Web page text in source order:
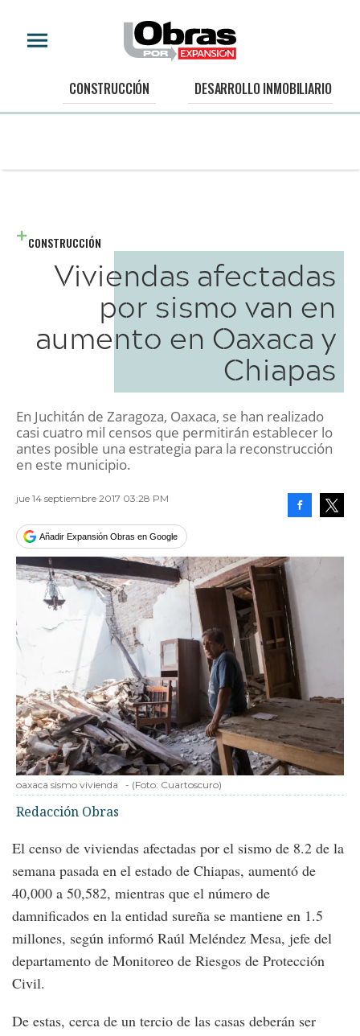
CONSTRUCCIÓN DESARROLLO INMOBILIARIO
CONSTRUCCIÓN
Viviendas afectadas
por sismo van en
aumento en Oaxaca y
Chiapas
En Juchitán de Zaragoza, Oaxaca, se han realizado
casi cuatro mil censos que permitirán establecer lo
antes posible una estrategia para la reconstrucción
en este municipio.
jue 14 septiembre 2017 03:28 PM
Añadir Expansión Obras en Google
oaxaca sismo vivienda - (Foto: Cuartoscuro)
Redacción Obras
El censo de viviendas afectadas por el sismo de 8.2 de la
semana pasada en el estado de Chiapas, aumentó de
40,000 a 50,582, mientras que el número de
damnificados en la entidad sureña se mantiene en 1.5
millones, según informó Raúl Meléndez Mesa, jefe del
departamento de Monitoreo de Riesgos de Protección
Civil.
De estas, cerca de un tercio de las casas deberán ser